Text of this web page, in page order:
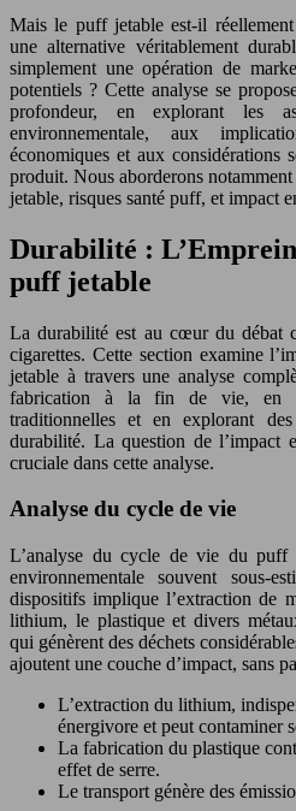
Mais le puff jetable est-il
une alternative véritablement
simplement une opération de
potentiels ? Cette analyse se
profondeur, en explorant les
environnementale, aux
économiques et aux considérations
produit. Nous aborderons
jetable, risques santé puff, et impact
Durabilité :
puff jetable
La durabilité est au cœur du débat
cigarettes. Cette section examine
jetable à travers une analyse
fabrication à la fin de vie, en
traditionnelles et en explorant
durabilité. La question de l’impact
cruciale dans cette analyse.
Analyse du cycle de vie
L’analyse du cycle de vie du puff
environnementale souvent sous-
dispositifs implique l’extraction de
lithium, le plastique et divers
qui génèrent des déchets
ajoutent une couche d’impact, sans
L’extraction du lithium,
énergivore et peut contaminer
La fabrication du plastique
effet de serre.
Le transport génère des